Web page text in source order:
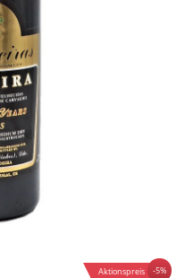
-5%
Aktionspreis